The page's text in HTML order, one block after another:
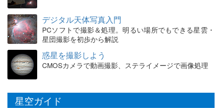
デジタル天体写真入門
PCソフトで撮影＆処理。明るい場所でもできる星雲・
星団撮影を初歩から解説
惑星を撮影しよう
CMOSカメラで動画撮影、ステライメージで画像処理
星空ガイド